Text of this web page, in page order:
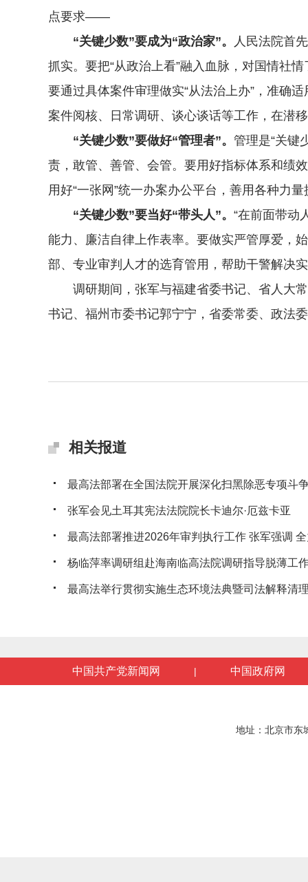
点要求——
“关键少数”要成为“政治家”。
人民法院首
抓实。要把“从政治上看”融入血脉，对国情社
要通过具体案件审理做实“从法治上办”，准确
案件阅核、日常调研、谈心谈话等工作，在潜
“关键少数”要做好“管理者”。 管理是“关键
责，敢管、善管、会管。要用好指标体系和绩
用好“一张网”统一办案办公平台，善用各种力
“关键少数”要当好“带头人”。 “在前面带动
能力、廉洁自律上作表率。要做实严管厚爱，
部、专业审判人才的选育管用，帮助干警解决
调研期间，张军与福建省委书记、省人大常
书记、福州市委书记郭宁宁，省委常委、政法
相关报道
最高法部署在全国法院开展深化扫黑除恶专项斗
张军会见土耳其宪法法院院长卡迪尔·厄兹卡亚
最高法部署推进2026年审判执行工作 张军强调
杨临萍率调研组赴海南临高法院调研指导脱薄工
最高法举行贯彻实施生态环境法典暨司法解释清
中国共产党新闻网 | 中国政府网
地址：北京市东